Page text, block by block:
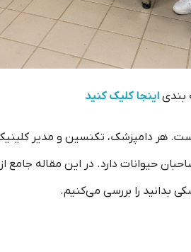
بندی اینجا کلیک کنید
هر دامپزشک، تکنسین و مدیر
حیوانات دارد. در این مقاله جامع از
بدانید را بررسی می‌کنیم.